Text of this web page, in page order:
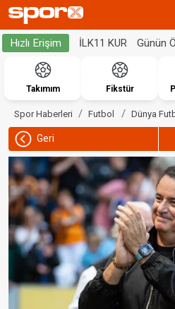
Hızlı Erişim İLK11 KUR Günün
Takımım Fikstür
Spor Haberleri Futbol Dünya
Geri